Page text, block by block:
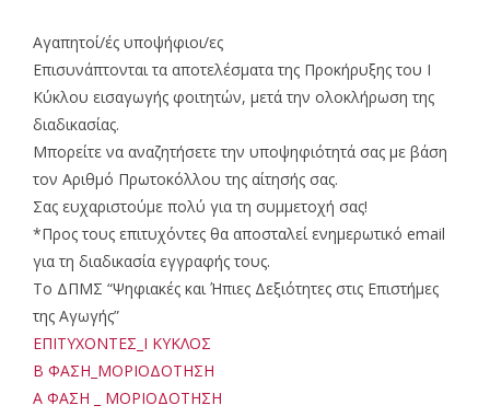
Αγαπητοί/ές υποψήφιοι/ες
Επισυνάπτονται τα αποτελέσματα της Προκήρυξης του Ι
Κύκλου εισαγωγής φοιτητών, μετά την ολοκλήρωση της
διαδικασίας.
Μπορείτε να αναζητήσετε την υποψηφιότητά σας με βάση
τον Αριθμό Πρωτοκόλλου της αίτησής σας.
Σας ευχαριστούμε πολύ για τη συμμετοχή σας!
*Προς τους επιτυχόντες θα αποσταλεί ενημερωτικό email
για τη διαδικασία εγγραφής τους.
Το ΔΠΜΣ “Ψηφιακές και Ήπιες Δεξιότητες στις Επιστήμες
της Αγωγής”
ΕΠΙΤΥΧΟΝΤΕΣ_Ι ΚΥΚΛΟΣ
Β ΦΑΣΗ_ΜΟΡΙΟΔΟΤΗΣΗ
Α ΦΑΣΗ _ ΜΟΡΙΟΔΟΤΗΣΗ